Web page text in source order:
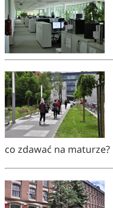
co zdawać na maturze?